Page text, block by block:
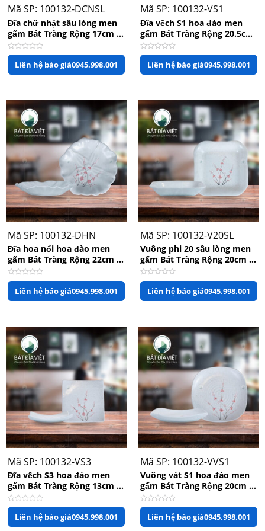
Mã SP: 100132-DCNSL
Đĩa chữ nhật sâu lòng men
gấm Bát Tràng Rộng 17cm x
Dài 33cm
Được
xếp
hạng
Liên hệ báo giá0945.998.001
Mã SP: 100132-VS1
Đĩa vếch S1 hoa đào men
gấm Bát Tràng Rộng 20.5cm
x Cao 3.5cm
Được
xếp
hạng
Liên hệ báo giá0945.998.001
Mã SP: 100132-DHN
Đĩa hoa nổi hoa đào men
gấm Bát Tràng Rộng 22cm x
Cao 2.5cm
Được
xếpLiên hệ báo giá0945.998.001
Mã SP: 100132-V20SL
Vuông phi 20 sâu lòng men
gấm Bát Tràng Rộng 20cm x
Cao 3cm
Được
xếpLiên hệ báo giá0945.998.001
Mã SP: 100132-VS3
Đĩa vếch S3 hoa đào men
gấm Bát Tràng Rộng 13cm x
Cao 2cm
Được
xếp
hạng
Liên hệ báo giá0945.998.001
Mã SP: 100132-VVS1
Vuông vát S1 hoa đào men
gấm Bát Tràng Rộng 20cm X
Cao 2cm
Được
xếp
hạng
Liên hệ báo giá0945.998.001